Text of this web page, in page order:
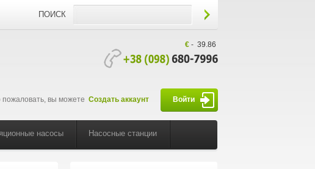
ПОИСК
€- 39.86
пожаловать, вы можете Создать аккаунт Войти
насосы Насосные станции